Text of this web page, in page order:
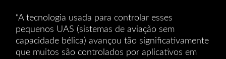
“A tecnologia usada para controlar esses
pequenos UAS (sistemas de aviação sem
capacidade bélica) avançou tão significativamente
que muitos são controlados por aplicativos em